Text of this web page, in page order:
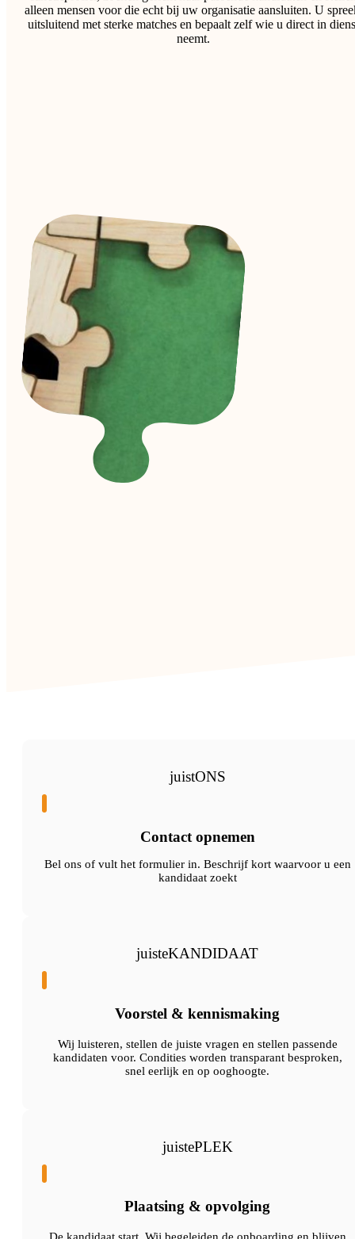
alleen mensen voor die echt bij uw organisatie aansluiten. U
uitsluitend met sterke matches en bepaalt zelf wie u direct in
neemt.
juistONS
Contact opnemen
Bel ons of vult het formulier in. Beschrijf kort waarvoor u een
kandidaat zoekt
juisteKANDIDAAT
Voorstel & kennismaking
Wij luisteren, stellen de juiste vragen en stellen passende
kandidaten voor. Condities worden transparant besproken,
snel eerlijk en op ooghoogte.
juistePLEK
Plaatsing & opvolging